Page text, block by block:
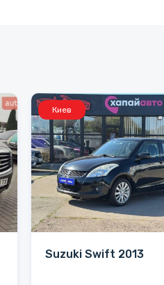
Киев
Suzuki Swift 2013